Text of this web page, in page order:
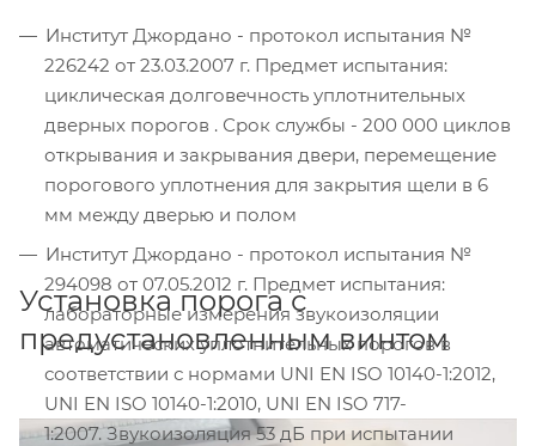
Институт Джордано - протокол испытания №
226242 от 23.03.2007 г. Предмет испытания:
циклическая долговечность уплотнительных
дверных порогов . Срок службы - 200 000 циклов
открывания и закрывания двери, перемещение
порогового уплотнения для закрытия щели в 6
мм между дверью и полом
Институт Джордано - протокол испытания №
294098 от 07.05.2012 г. Предмет испытания:
лабораторные измерения звукоизоляции
автоматических уплотнительных порогов в
соответствии с нормами UNI EN ISO 10140-1:2012,
UNI EN ISO 10140-1:2010, UNI EN ISO 717-
1:2007. Звукоизоляция 53 дБ при испытании
Установка порога с
предустановленным винтом